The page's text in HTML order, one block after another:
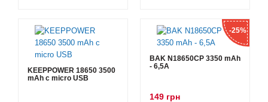
KEEPPOWER 18650 3500
mAh с micro USB
-25%
BAK N18650CP 3350 mAh
- 6,5А
149 грн